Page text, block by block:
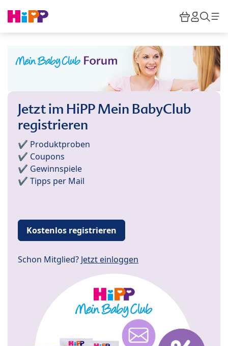
HiPP
Jetzt im HiPP Mein BabyClub
registrieren
✔️ Produktproben
✔️ Coupons
✔️ Gewinnspiele
✔️ Tipps per Mail
Kostenlos registrieren
Schon Mitglied? Jetzt einloggen